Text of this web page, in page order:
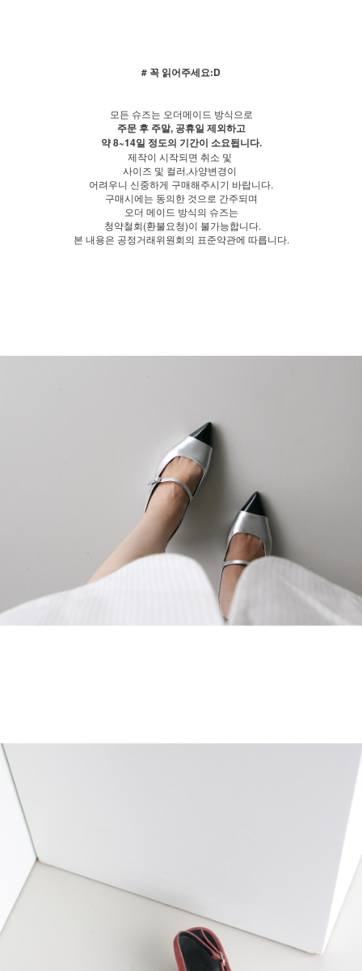
# 꼭 읽어주세요:D
모든 슈즈는 오더메이드 방식으로
주문 후 주말, 공휴일 제외하고
약 8~14일 정도의 기간이 소요됩니다.
제작이 시작되면 취소 및
사이즈 및 컬러,사양변경이
어려우니 신중하게 구매해주시기 바랍니다.
구매시에는 동의한 것으로 간주되며
오더 메이드 방식의 슈즈는
청약철회(환불요청)이 불가능합니다.
본 내용은 공정거래위원회의 표준약관에 따릅니다.